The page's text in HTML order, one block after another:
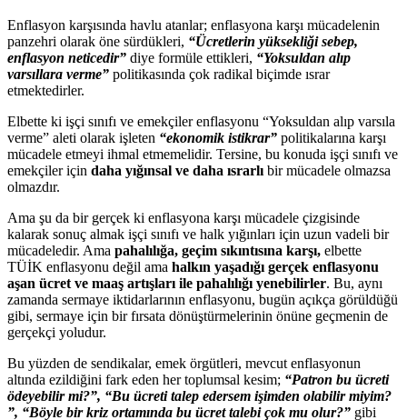
Enflasyon karşısında havlu atanlar; enflasyona karşı mücadelenin
panzehri olarak öne sürdükleri, “Ücretlerin yüksekliği sebep,
enflasyon neticedir” diye formüle ettikleri, “Yoksuldan alıp
varsıllara verme” politikasında çok radikal biçimde ısrar
etmektedirler.
Elbette ki işçi sınıfı ve emekçiler enflasyonu “Yoksuldan alıp varsıla
verme” aleti olarak işleten “ekonomik istikrar” politikalarına karşı
mücadele etmeyi ihmal etmemelidir. Tersine, bu konuda işçi sınıfı ve
emekçiler için daha yığınsal ve daha ısrarlı bir mücadele olmazsa
olmazdır.
Ama şu da bir gerçek ki enflasyona karşı mücadele çizgisinde
kalarak sonuç almak işçi sınıfı ve halk yığınları için uzun vadeli bir
mücadeledir. Ama pahalılığa, geçim sıkıntısına karşı, elbette
TÜİK enflasyonu değil ama halkın yaşadığı gerçek enflasyonu
aşan ücret ve maaş artışları ile pahalılığı yenebilirler. Bu, aynı
zamanda sermaye iktidarlarının enflasyonu, bugün açıkça görüldüğü
gibi, sermaye için bir fırsata dönüştürmelerinin önüne geçmenin de
gerçekçi yoludur.
Bu yüzden de sendikalar, emek örgütleri, mevcut enflasyonun
altında ezildiğini fark eden her toplumsal kesim; “Patron bu ücreti
ödeyebilir mi?​”, “Bu ücreti talep edersem işimden olabilir miyim?​
”, “Böyle bir kriz ortamında bu ücret talebi çok mu olur?​” gibi